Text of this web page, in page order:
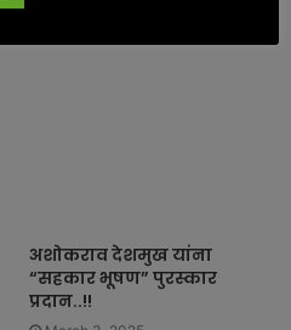
अशोकराव देशमुख यांना
“सहकार भूषण” पुरस्कार
प्रदान..!!